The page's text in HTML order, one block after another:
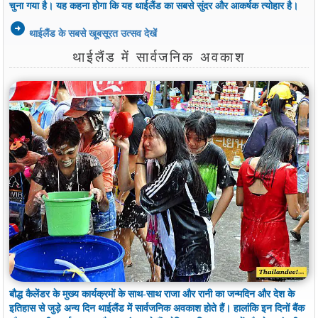
चुना गया है। यह कहना होगा कि यह थाईलैंड का सबसे सुंदर और आकर्षक त्योहार है।
arrow_circle_right थाईलैंड के सबसे खूबसूरत उत्सव देखें
थाईलैंड में सार्वजनिक अवकाश
बौद्ध कैलेंडर के मुख्य कार्यक्रमों के साथ-साथ राजा और रानी का जन्मदिन और देश के
इतिहास से जुड़े अन्य दिन थाईलैंड में सार्वजनिक अवकाश होते हैं। हालांकि इन दिनों बैंक